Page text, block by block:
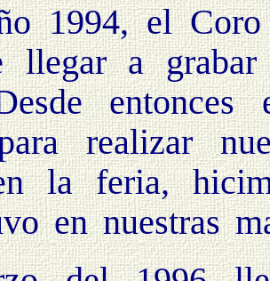
1994, el
llegar a
realizar
la feria,
en nuestras